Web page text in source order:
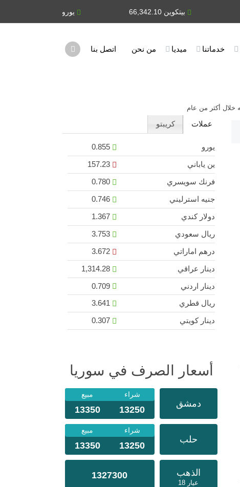
بيتكوين 66,342.10
خدماتنا ميديا من نحن اتصل بنا
عملات كريبتو
يورو
ين ياباني
فرنك سويسري
جنيه استرليني
دولار كندي
ريال سعودي
درهم اماراتي
دينار عراقي
دينار اردني
ريال قطري
دينار كويتي
أسعار الصرف في سوريا
دمشق
شراء مبيع
13250
13350
حلب
شراء مبيع
13250
13350
الذهب
عيار 18
1327300